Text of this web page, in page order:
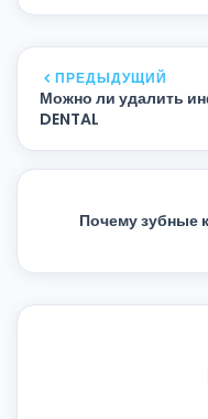
ПРЕДЫДУЩИЙ
Можно ли удалить
DENTAL
Почему зубные